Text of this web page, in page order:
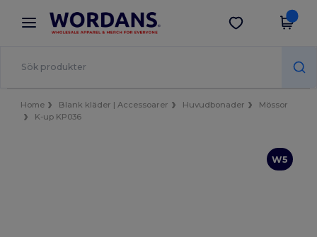
× Wordans-app
Bättre priser i appen!
Hämta app
Home Blank kläder | Accessoarer Huvudbonader
Mössor
K-up KP036
W5